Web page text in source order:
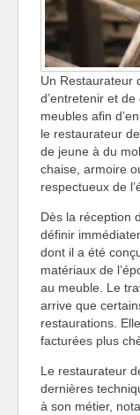
Un Restaurateur
d’entretenir et
meubles afin
le restaurateur
de jeune à du
chaise, armoire
respectueux de
Dès la réception
définir
dont il a été
matériaux de
au meuble. Le
arrive que
restaurations.
facturées plus
Le restaurateur
dernières
à son métier,